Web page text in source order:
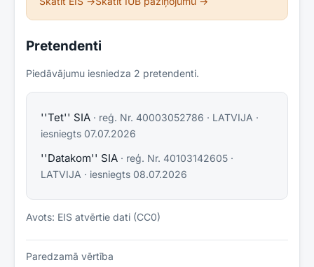
Pretendenti
Piedāvājumu iesniedza 2 pretendenti.
''Tet'' SIA · reģ. Nr. 40003052786 · LATVIJA ·
iesniegts 07.07.2026
''Datakom'' SIA · reģ. Nr. 40103142605 ·
LATVIJA · iesniegts 08.07.2026
Avots: EIS atvērtie dati (CC0)
Paredzamā vērtība